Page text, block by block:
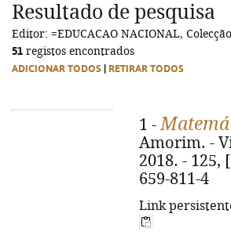
Arte,
Arte,
Resultado de pesquisa
Editor: =EDUCACAO NACIONAL,
51 registos encontrados
ADICIONAR TODOS RETIRAR TODOS
1 -
Amorim. -
2018. - 125,
659-811-4
Link